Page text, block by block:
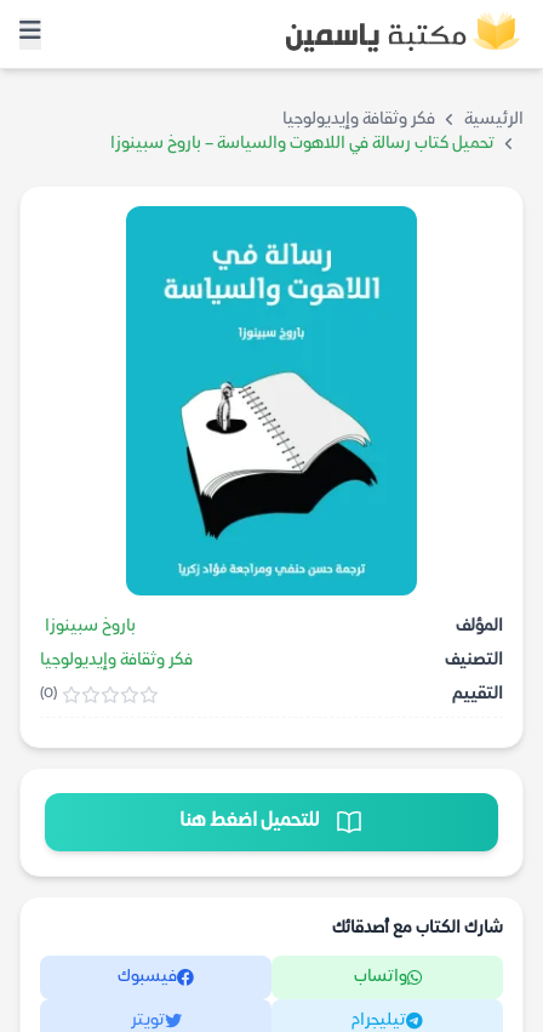
الرئيسية
فكر وثقافة وإيديولوجيا
تحميل كتاب رسالة في اللاهوت والسياسة – باروخ سبينوزا
المؤلف
باروخ سبينوزا
التصنيف
فكر وثقافة وإيديولوجيا
التقييم
(0)
للتحميل اضغط هنا
شارك الكتاب مع أصدقائك
واتساب فيسبوك
تيليجرام تويتر